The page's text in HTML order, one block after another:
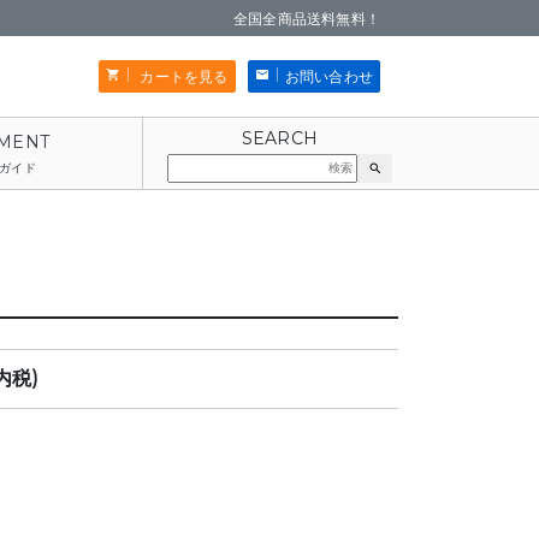
カートを見る お問い合わせ
全国全商品送料無料！
イド search
税)